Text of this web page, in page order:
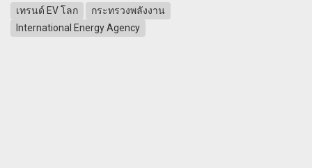
เทรนด์ EV โลก
กระทรวงพลังงาน
International Energy Agency